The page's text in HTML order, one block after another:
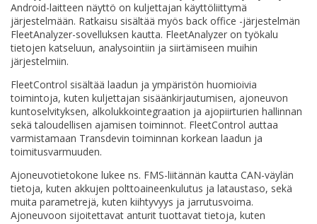
Android-laitteen näyttö on kuljettajan käyttöliittymä
järjestelmään. Ratkaisu sisältää myös back office -järjestelmän
FleetAnalyzer-sovelluksen kautta. FleetAnalyzer on työkalu
tietojen katseluun, analysointiin ja siirtämiseen muihin
järjestelmiin.
FleetControl sisältää laadun ja ympäristön huomioivia
toimintoja, kuten kuljettajan sisäänkirjautumisen, ajoneuvon
kuntoselvityksen, alkolukkointegraation ja ajopiirturien hallinnan
sekä taloudellisen ajamisen toiminnot. FleetControl auttaa
varmistamaan Transdevin toiminnan korkean laadun ja
toimitusvarmuuden.
Ajoneuvotietokone lukee ns. FMS-liitännän kautta CAN-väylän
tietoja, kuten akkujen polttoaineenkulutus ja lataustaso, sekä
muita parametrejä, kuten kiihtyvyys ja jarrutusvoima.
Ajoneuvoon sijoitettavat anturit tuottavat tietoja, kuten